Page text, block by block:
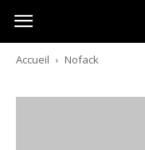
Australia-
australie.com
Accueil Nofack